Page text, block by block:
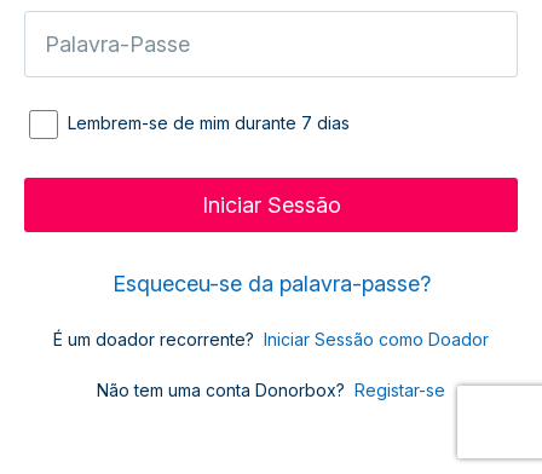
Lembrem-se de mim durante 7 dias
Esqueceu-se da palavra-passe?
É um doador recorrente? Iniciar Sessão como Doador
Não tem uma conta Donorbox? Registar-se